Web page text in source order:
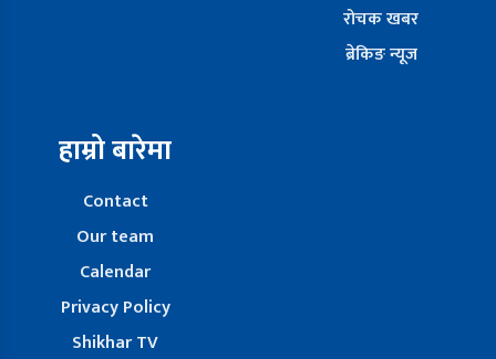
रोचक खबर
ब्रेकिङ न्यूज
हाम्रो बारेमा
Contact
Our team
Calendar
Privacy Policy
Shikhar TV